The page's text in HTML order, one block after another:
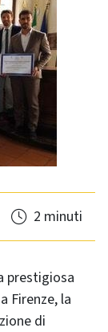
2 minuti
Firenze, la
di